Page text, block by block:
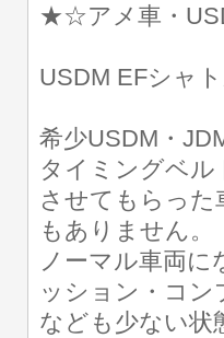
★☆アメ車・
USDM EFシャ
希少USDM・
タイミングベ
させてもらっ
もありません。
ノーマル車両
ッション・コン
なども少ない状